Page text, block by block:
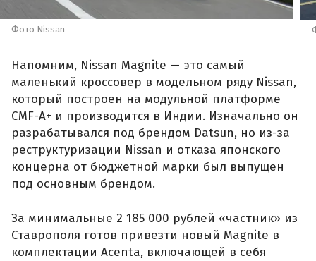
Фото Nissan
Напомним, Nissan Magnite — это самый
маленький кроссовер в модельном ряду Nissan,
который построен на модульной платформе
CMF-A+ и производится в Индии. Изначально он
разрабатывался под брендом Datsun, но из-за
реструктуризации Nissan и отказа японского
концерна от бюджетной марки был выпущен
под основным брендом.
За минимальные 2 185 000 рублей «частник» из
Ставрополя готов привезти новый Magnite в
комплектации Acenta, включающей в себя